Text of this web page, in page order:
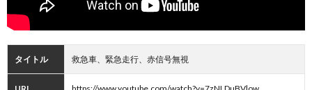
タイトル 救急車、緊急走行、赤信号無視